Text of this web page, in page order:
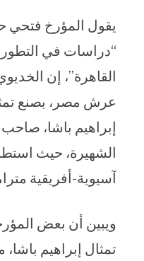
يقول المؤرخ فتحي
“دراسات في التطور
القاهرة”، إن
عرش مصر، بصنع
إبراهيم باشا، صاحب
الشهيرة، حيث
آسيوية-أفريقية
ويبين أن بعض
تمثال إبراهيم